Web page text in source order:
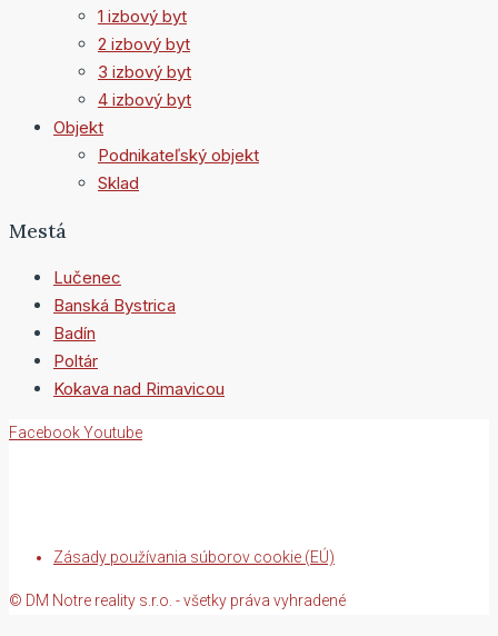
1 izbový byt
2 izbový byt
3 izbový byt
4 izbový byt
Objekt
Podnikateľský objekt
Sklad
Mestá
Lučenec
Banská Bystrica
Badín
Poltár
Kokava nad Rimavicou
FacebookYoutube
Zásady používania súborov cookie (EÚ)
© DM Notre reality s.r.o. - všetky práva vyhradené